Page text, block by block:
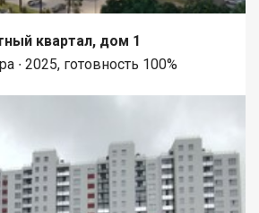
квартал, дом 1
∙ 2025, готовность 100%